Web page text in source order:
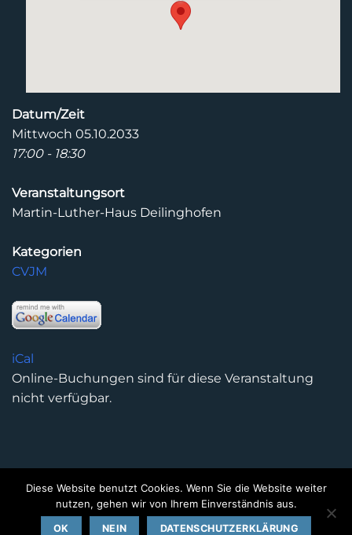
Datum/Zeit
Mittwoch 05.10.2033
17:00 - 18:30
Veranstaltungsort
Martin-Luther-Haus Deilinghofen
Kategorien
CVJM
iCal
Online-Buchungen sind für diese Veranstaltung
nicht verfügbar.
DATENSCHUTZERKLÄRUNG IMPRESSUM KONTAKT
Copyright 2026 ©Kirchengemeinde Deilinghofen- Design
Diese Website benutzt Cookies. Wenn Sie die Website weiter
nutzen, gehen wir von Ihrem Einverständnis aus.
OK NEIN DATENSCHUTZERKLÄRUNG